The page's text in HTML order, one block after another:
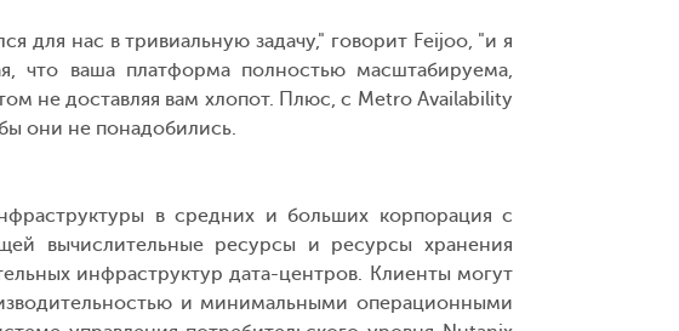
для нас в тривиальную задачу," говорит Feijoo, "и я
что ваша платформа полностью масштабируема,
не доставляя вам хлопот. Плюс, с Metro Availability
они не понадобились.
в средних и больших корпорация с
вычислительные ресурсы и ресурсы хранения
инфраструктур дата-центров. Клиенты могут
и минимальными операционными